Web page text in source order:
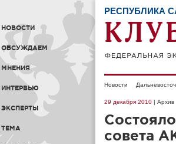
НОВОСТИ
ОБСУЖДАЕМ
МНЕНИЯ
ИНТЕРВЬЮ
ЭКСПЕРТЫ
ТЕМА
РЕСПУБЛИКА
Новости
29 декабря 2010 | Архив
совета